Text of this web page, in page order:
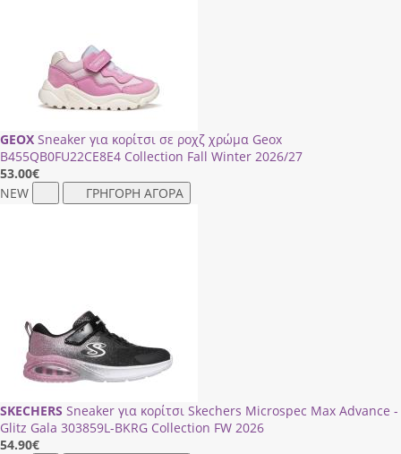
GEOX Sneaker για κορίτσι σε ροχζ χρώμα Geox
Β455QΒ0FU22CΕ8Ε4 Collection Fall Winter 2026/27
53.00€
NEW
ΓΡΗΓΟΡΗ ΑΓΟΡΑ
SKECHERS Sneaker για κορίτσι Skechers Microspec Max Advance -
Glitz Gala 303859L-BKRG Collection FW 2026
54.90€